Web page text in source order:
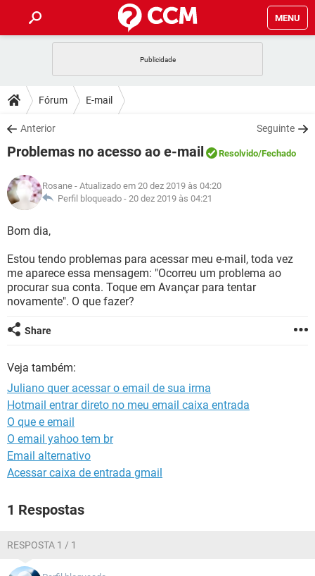
MENU
CELULAR
OUTLOOK
INSTAGRAM GMAIL
GUIA DE COMPRAS
DICAS
JOGOS
INSTAGRAM GMAIL
GUIA DE COMPRAS
DOWNLOADS
JOGOS WHATSAPP
CELULAR
OUTLOOK EXCEL
INSTAGRAM
JOGOS WHATSAPP
CELULAR
OUTLOOK
INSTAGRAM GMAIL
GUIA DE COMPRAS
GLOSSÁRIO
JOGOS
OUTLOOK EXCEL
INSTAGRAM GMAIL
GUIA DE COMPRAS
Fórum E-mail
Anterior Seguinte
Problemas no acesso ao e-mail Resolvido/Fechado
Rosane - Atualizado em 20 dez 2019 às 04:20
Perfil bloqueado - 20 dez 2019 às 04:21
Bom dia,
Estou tendo problemas para acessar meu e-mail, toda vez
me aparece essa mensagem: "Ocorreu um problema ao
procurar sua conta. Toque em Avançar para tentar
novamente". O que fazer?
Share
Veja também:
Juliano quer acessar o email de sua irma
Hotmail entrar direto no meu email caixa entrada
O que e email
O email yahoo tem br
Email alternativo
Acessar caixa de entrada gmail
1 Respostas
RESPOSTA 1 / 1